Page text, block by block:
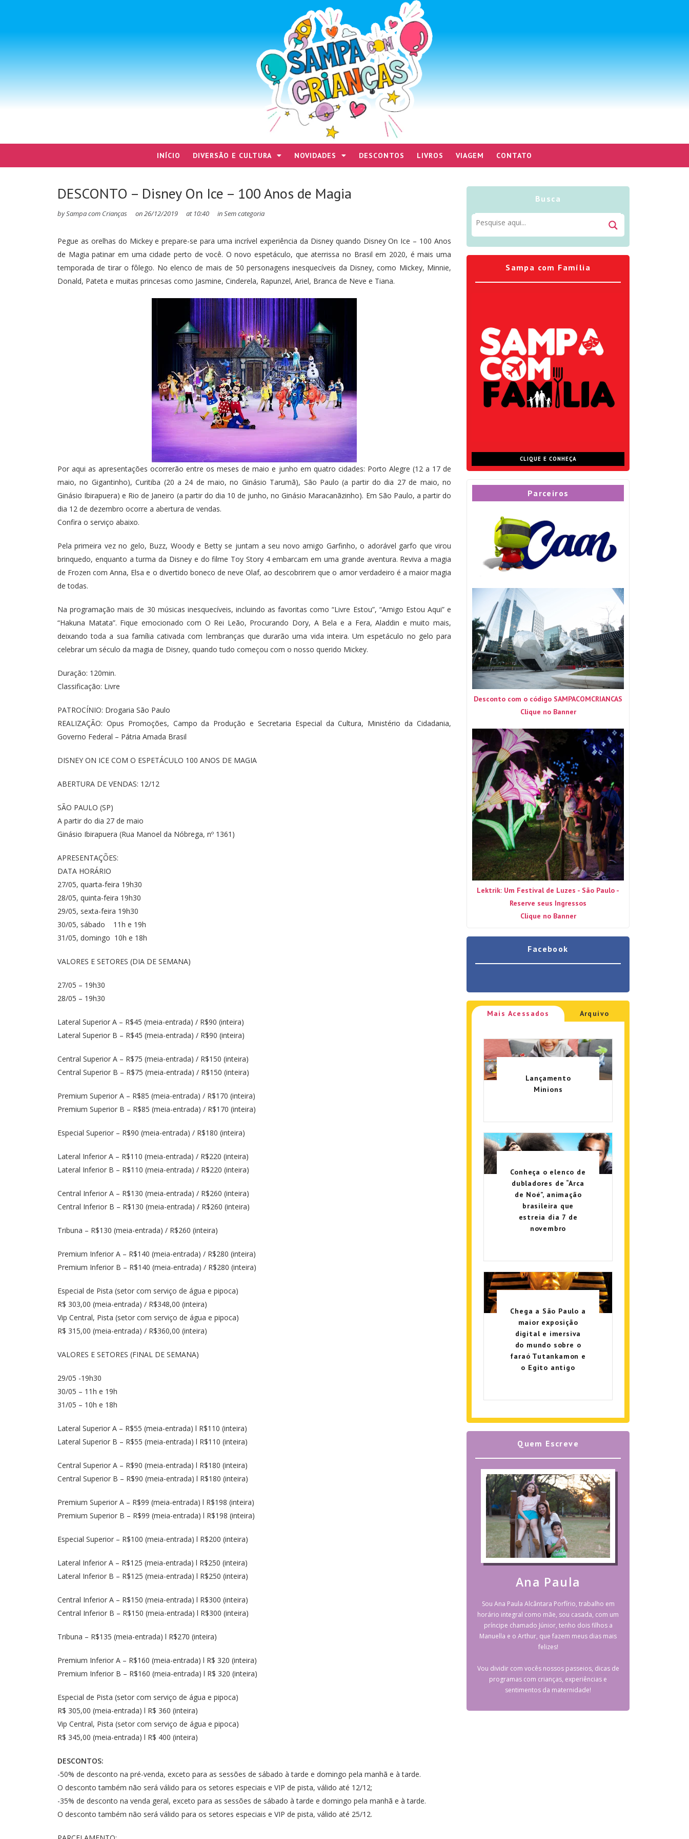
INÍCIO DIVERSÃO E CULTURA NOVIDADES DESCONTOS LIVROS VIAGEM CONTATO
DESCONTO – Disney On Ice – 100 Anos de Magia
bySampa com Crianças on26/12/2019 at 10:40 inSem categoria
Pegue as orelhas do Mickey e prepare-se para uma incrível experiência da Disney quando Disney On Ice – 100 Anos
de Magia patinar em uma cidade perto de você. O novo espetáculo, que aterrissa no Brasil em 2020, é mais uma
temporada de tirar o fôlego. No elenco de mais de 50 personagens inesquecíveis da Disney, como Mickey, Minnie,
Donald, Pateta e muitas princesas como Jasmine, Cinderela, Rapunzel, Ariel, Branca de Neve e Tiana.
Por aqui as apresentações ocorrerão entre os meses de maio e junho em quatro cidades: Porto Alegre (12 a 17 de
maio, no Gigantinho), Curitiba (20 a 24 de maio, no Ginásio Tarumã), São Paulo (a partir do dia 27 de maio, no
Ginásio Ibirapuera) e Rio de Janeiro (a partir do dia 10 de junho, no Ginásio Maracanãzinho). Em São Paulo, a partir do
dia 12 de dezembro ocorre a abertura de vendas.
Confira o serviço abaixo.
Pela primeira vez no gelo, Buzz, Woody e Betty se juntam a seu novo amigo Garfinho, o adorável garfo que virou
brinquedo, enquanto a turma da Disney e do filme Toy Story 4 embarcam em uma grande aventura. Reviva a magia
de Frozen com Anna, Elsa e o divertido boneco de neve Olaf, ao descobrirem que o amor verdadeiro é a maior magia
de todas.
Na programação mais de 30 músicas inesquecíveis, incluindo as favoritas como “Livre Estou”, “Amigo Estou Aqui” e
“Hakuna Matata”. Fique emocionado com O Rei Leão, Procurando Dory, A Bela e a Fera, Aladdin e muito mais,
deixando toda a sua família cativada com lembranças que durarão uma vida inteira. Um espetáculo no gelo para
celebrar um século da magia de Disney, quando tudo começou com o nosso querido Mickey.
Duração: 120min.
Classificação: Livre
PATROCÍNIO: Drogaria São Paulo
REALIZAÇÃO: Opus Promoções, Campo da Produção e Secretaria Especial da Cultura, Ministério da Cidadania,
Governo Federal – Pátria Amada Brasil
DISNEY ON ICE COM O ESPETÁCULO 100 ANOS DE MAGIA
ABERTURA DE VENDAS: 12/12
SÃO PAULO (SP)
A partir do dia 27 de maio
Ginásio Ibirapuera (Rua Manoel da Nóbrega, nº 1361)
APRESENTAÇÕES:
DATA HORÁRIO
27/05, quarta-feira 19h30
28/05, quinta-feira 19h30
29/05, sexta-feira 19h30
30/05, sábado
11h e 19h
31/05, domingo 10h e 18h
VALORES E SETORES (DIA DE SEMANA)
27/05 – 19h30
28/05 – 19h30
Lateral Superior A – R$45 (meia-entrada) / R$90 (inteira)
Lateral Superior B – R$45 (meia-entrada) / R$90 (inteira)
Central Superior A – R$75 (meia-entrada) / R$150 (inteira)
Central Superior B – R$75 (meia-entrada) / R$150 (inteira)
Premium Superior A – R$85 (meia-entrada) / R$170 (inteira)
Premium Superior B – R$85 (meia-entrada) / R$170 (inteira)
Especial Superior – R$90 (meia-entrada) / R$180 (inteira)
Lateral Inferior A – R$110 (meia-entrada) / R$220 (inteira)
Lateral Inferior B – R$110 (meia-entrada) / R$220 (inteira)
Central Inferior A – R$130 (meia-entrada) / R$260 (inteira)
Central Inferior B – R$130 (meia-entrada) / R$260 (inteira)
Tribuna – R$130 (meia-entrada) / R$260 (inteira)
Premium Inferior A – R$140 (meia-entrada) / R$280 (inteira)
Premium Inferior B – R$140 (meia-entrada) / R$280 (inteira)
Especial de Pista (setor com serviço de água e pipoca)
R$ 303,00 (meia-entrada) / R$348,00 (inteira)
Vip Central, Pista (setor com serviço de água e pipoca)
R$ 315,00 (meia-entrada) / R$360,00 (inteira)
VALORES E SETORES (FINAL DE SEMANA)
29/05 -19h30
30/05 – 11h e 19h
31/05 – 10h e 18h
Lateral Superior A – R$55 (meia-entrada) l R$110 (inteira)
Lateral Superior B – R$55 (meia-entrada) l R$110 (inteira)
Central Superior A – R$90 (meia-entrada) l R$180 (inteira)
Central Superior B – R$90 (meia-entrada) l R$180 (inteira)
Premium Superior A – R$99 (meia-entrada) l R$198 (inteira)
Premium Superior B – R$99 (meia-entrada) l R$198 (inteira)
Especial Superior – R$100 (meia-entrada) l R$200 (inteira)
Lateral Inferior A – R$125 (meia-entrada) l R$250 (inteira)
Lateral Inferior B – R$125 (meia-entrada) l R$250 (inteira)
Central Inferior A – R$150 (meia-entrada) l R$300 (inteira)
Central Inferior B – R$150 (meia-entrada) l R$300 (inteira)
Tribuna – R$135 (meia-entrada) l R$270 (inteira)
Premium Inferior A – R$160 (meia-entrada) l R$ 320 (inteira)
Premium Inferior B – R$160 (meia-entrada) l R$ 320 (inteira)
Especial de Pista (setor com serviço de água e pipoca)
R$ 305,00 (meia-entrada) l R$ 360 (inteira)
Vip Central, Pista (setor com serviço de água e pipoca)
R$ 345,00 (meia-entrada) l R$ 400 (inteira)
DESCONTOS:
-50% de desconto na pré-venda, exceto para as sessões de sábado à tarde e domingo pela manhã e à tarde.
O desconto também não será válido para os setores especiais e VIP de pista, válido até 12/12;
-35% de desconto na venda geral, exceto para as sessões de sábado à tarde e domingo pela manhã e à tarde.
O desconto também não será válido para os setores especiais e VIP de pista, válido até 25/12.
Busca
Sampa com Família
CLIQUE E CONHEÇA
Parceiros
Desconto com o código SAMPACOMCRIANCAS
Clique no Banner
Lektrik: Um Festival de Luzes - São Paulo -
Reserve seus Ingressos
Clique no Banner
Facebook
Mais Acessados Arquivo
Lançamento
Minions
Conheça o elenco de
dubladores de “Arca
de Noé”, animação
brasileira que
estreia dia 7 de
novembro
Chega a São Paulo a
maior exposição
digital e imersiva
do mundo sobre o
faraó Tutankamon e
o Egito antigo
Quem Escreve
Ana Paula
Sou Ana Paula Alcântara Porfírio, trabalho em
horário integral como mãe, sou casada, com um
príncipe chamado Júnior, tenho dois filhos a
Manuella e o Arthur, que fazem meus dias mais
felizes!
Vou dividir com vocês nossos passeios, dicas de
programas com crianças, experiências e
sentimentos da maternidade!